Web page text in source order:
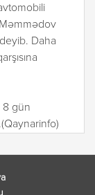
deyib. Daha
8 gün